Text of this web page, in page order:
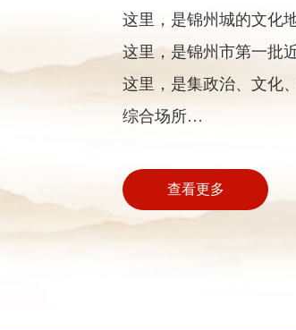
这里，是锦州城的文化
这里，是锦州市第一批
这里，是集政治、文化
综合场所
这里，一直是主办各种
活动的主场地
这里，曾创造了综合场
查看更多